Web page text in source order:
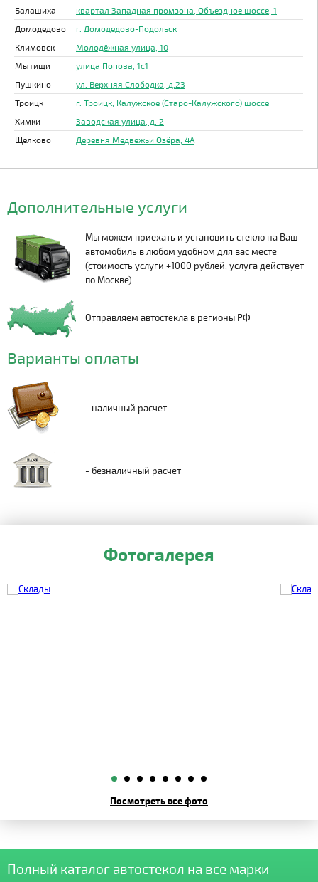
Балашиха
квартал Западная промзона, Объездное шоссе, 1
Домодедово
г. Домодедово-Подольск
Климовск
Молодёжная улица, 10
Мытищи
улица Попова, 1с1
Пушкино
ул. Верхняя Слободка, д.23
Троицк
г. Троицк, Калужское (Старо-Калужского) шоссе
Химки
Заводская улица, д. 2
Щелково
Деревня Медвежьи Озёра, 4А
Дополнительные услуги
Мы можем приехать и установить стекло на Ваш
автомобиль в любом удобном для вас месте
(стоимость услуги +1000 рублей, услуга действует
по Москве)
Отправляем автостекла в регионы РФ
Варианты оплаты
- наличный расчет
- безналичный расчет
Фотогалерея
Посмотреть все фото
Полный каталог автостекол на все марки